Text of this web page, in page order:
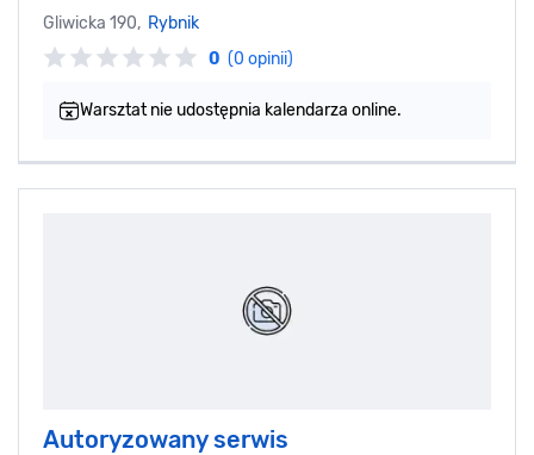
Gliwicka 190, Rybnik
0 (0 opinii)
Warsztat nie udostępnia kalendarza online.
Autoryzowany serwis